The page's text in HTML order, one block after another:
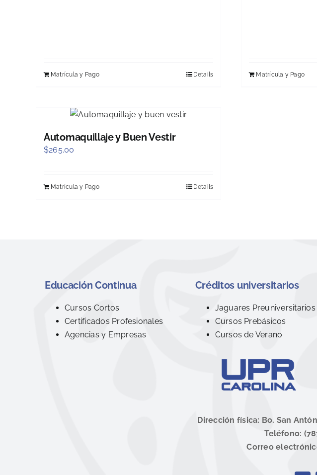
Matrícula y Pago Details Matrícula y Pago
Automaquillaje y Buen Vestir
$265.00
Matrícula y Pago Details
Educación Continua
Cursos Cortos
Certificados Profesionales
Agencias y Empresas
Créditos universitarios
Jaguares Preuniversitarios
Cursos Prebásicos
Cursos de Verano
Dirección física: Bo. San
Teléfono:
Correo